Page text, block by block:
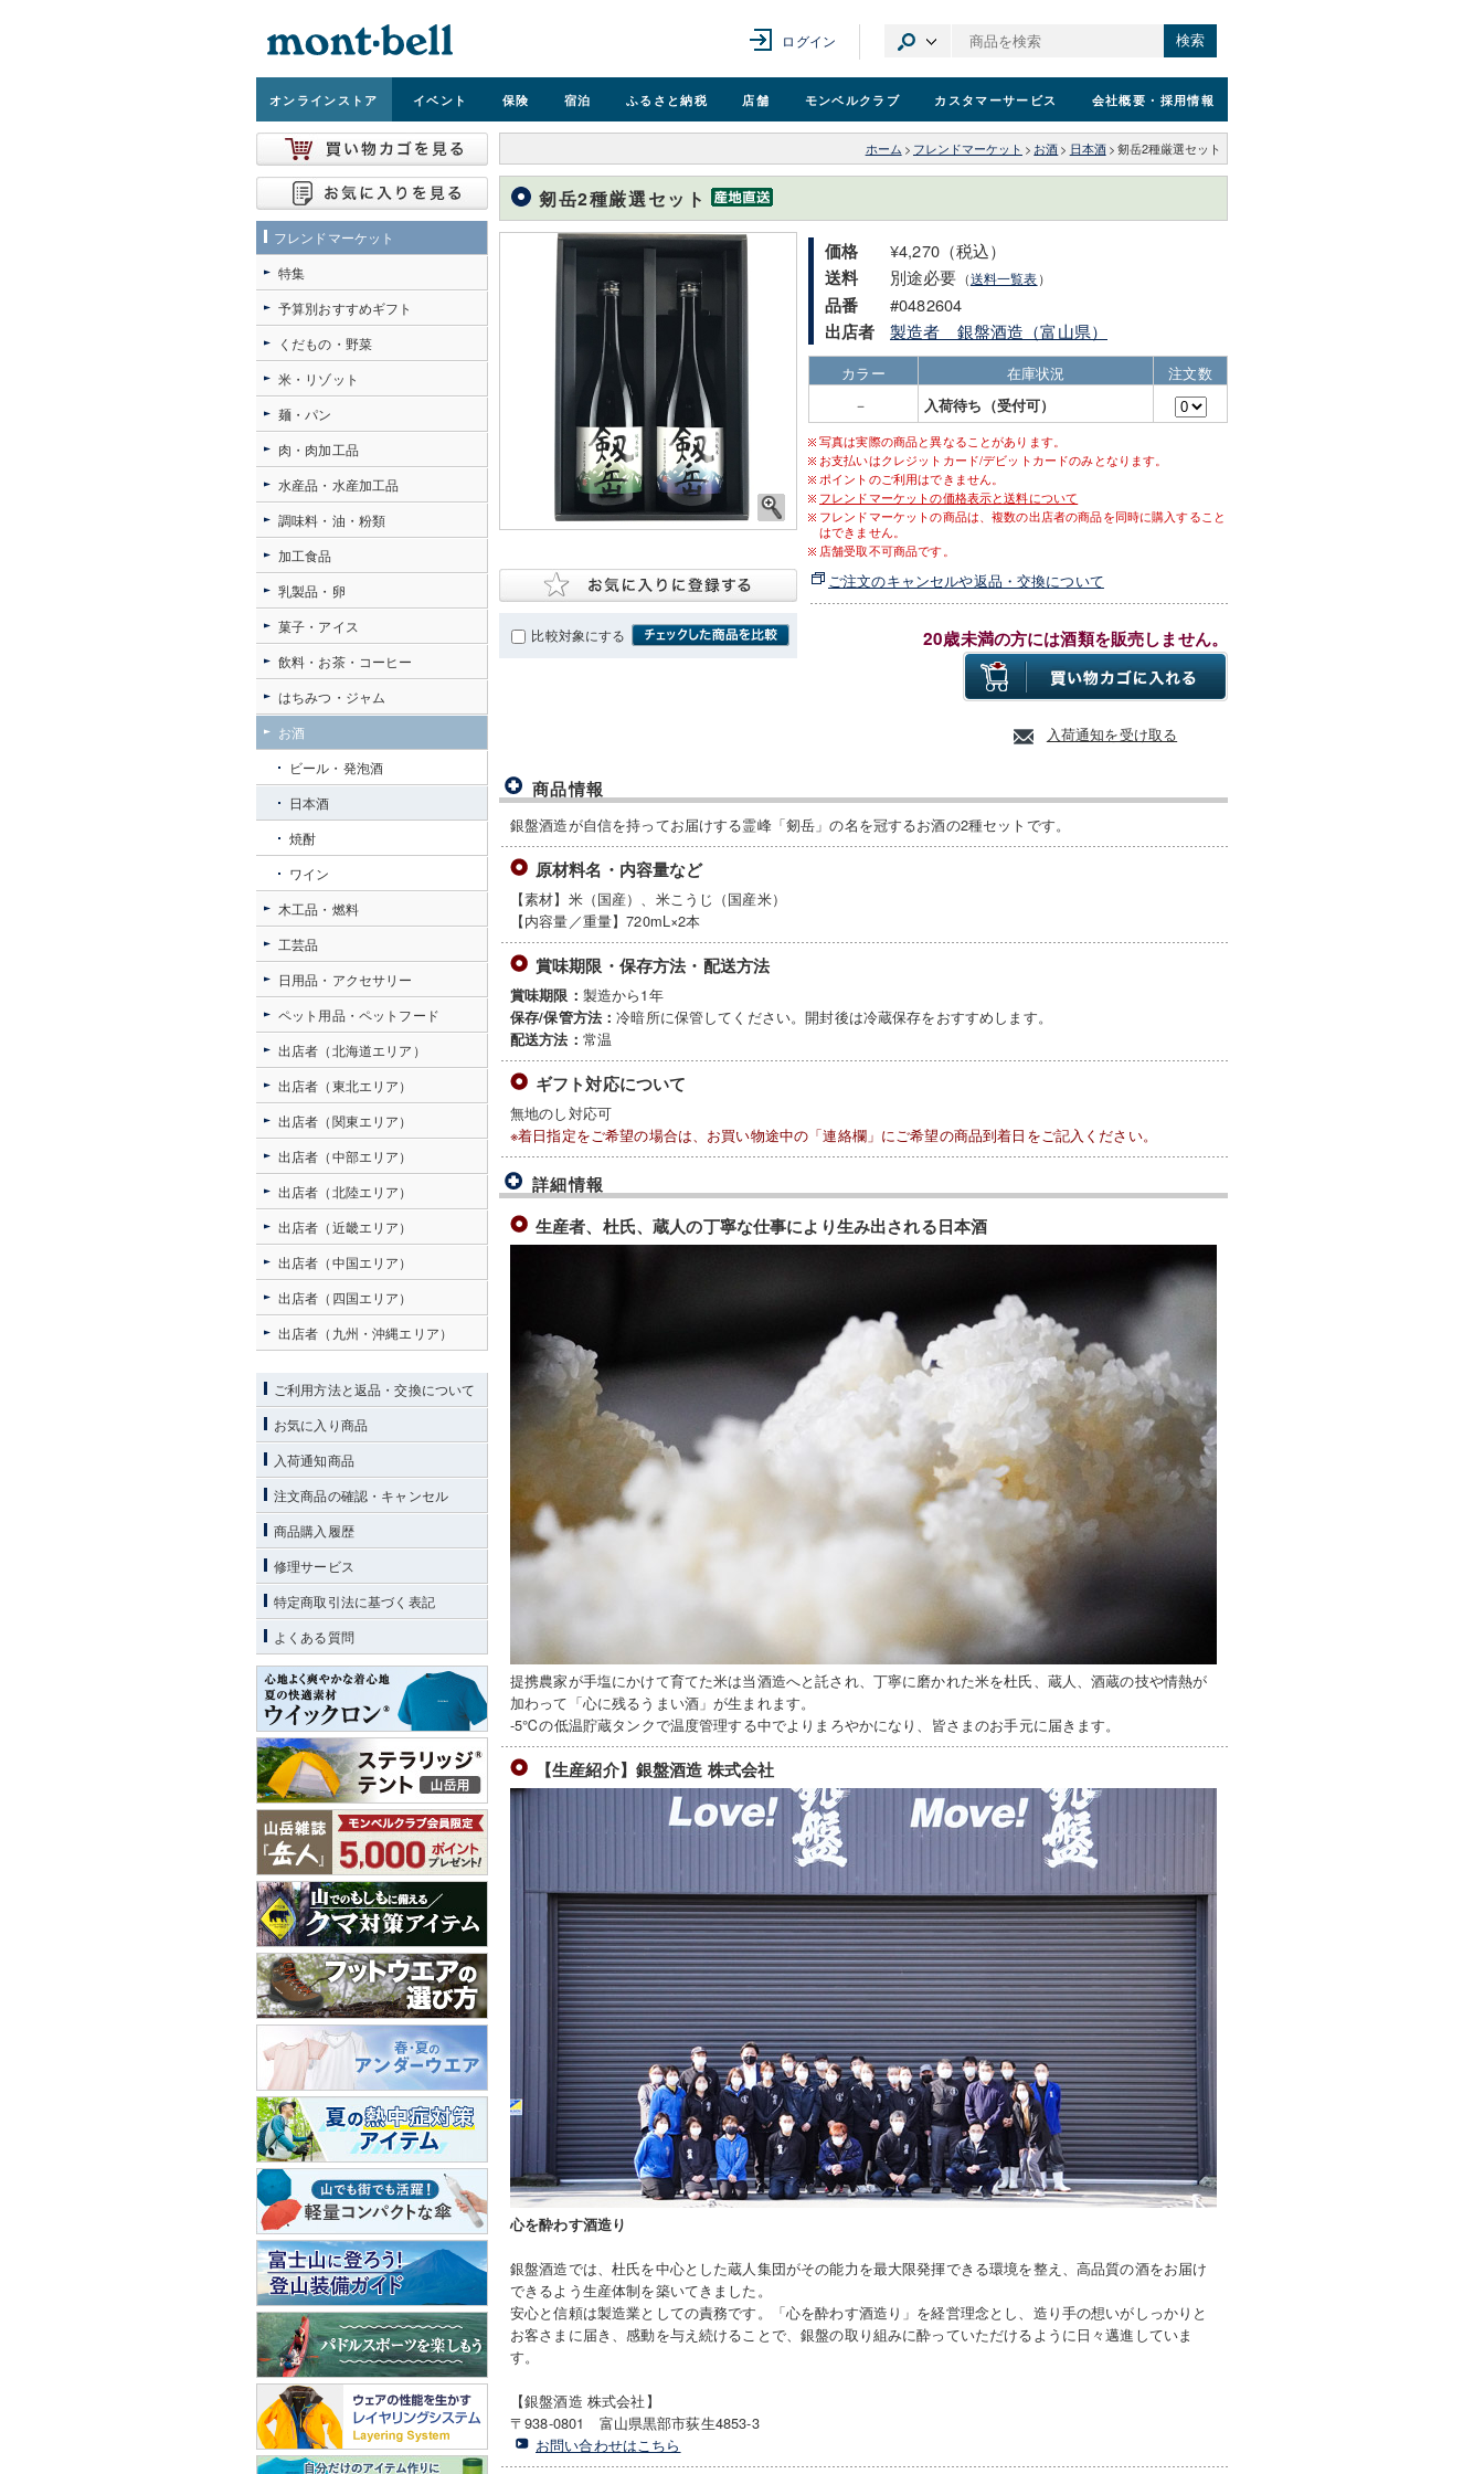
ログイン 検索
オンラインストア イベント 保険 宿泊 ふるさと納税 店舗 モンベルクラブ カスタマーサービス 会社概要 ・採用情報
ホーム > フレンドマーケット > お酒 > 日本酒 > 剱岳2種厳選セット
剱岳2種厳選セット
比較対象にする
価格 ¥4,270（税込）
送料 別途必要 （送料一覧表）
品番 #0482604
出店者 製造者 銀盤酒造（富山県）
カラー 在庫状況
注文数
－
入荷待ち（受付可）
写真は実際の商品と異なることがあります。
お支払いはクレジットカード/デビットカードのみとなります。
ポイントのご利用はできません。
フレンドマーケットの価格表示と送料について
フレンドマーケットの商品は、複数の出店者の商品を同時に購入すること
はできません。
店舗受取不可商品です。
ご注文のキャンセルや返品・交換について
20歳未満の方には酒類を販売しません。
入荷通知を受け取る
商品情報
銀盤酒造が自信を持ってお届けする霊峰「剱岳」の名を冠するお酒の2種セットです。
原材料名・内容量など
【素材】米（国産）、米こうじ（国産米）
【内容量／重量】720mL×2本
賞味期限・保存方法・配送方法
賞味期限： 製造から1年
保存/保管方法：冷暗所に保管してください。開封後は冷蔵保存をおすすめします。
配送方法： 常温
ギフト対応について
無地のし対応可
※着日指定をご希望の場合は、お買い物途中の「連絡欄」にご希望の商品到着日をご記入ください。
詳細情報
生産者、杜氏、蔵人の丁寧な仕事により生み出される日本酒
提携農家が手塩にかけて育てた米は当酒造へと託され、丁寧に磨かれた米を杜氏、蔵人、酒蔵の技や情熱が
加わって「心に残るうまい酒」が生まれます。
-5℃の低温貯蔵タンクで温度管理する中でよりまろやかになり、皆さまのお手元に届きます。
【生産紹介】銀盤酒造 株式会社
心を酔わす酒造り
銀盤酒造では、杜氏を中心とした蔵人集団がその能力を最大限発揮できる環境を整え、高品質の酒をお届け
できるよう生産体制を築いてきました。
安心と信頼は製造業としての責務です。「心を酔わす酒造り」を経営理念とし、造り手の想いがしっかりと
お客さまに届き、感動を与え続けることで、銀盤の取り組みに酔っていただけるように日々邁進していま
す。
【銀盤酒造 株式会社】
〒938-0801 富山県黒部市荻生4853-3
お問い合わせはこちら
フレンドマーケット
特集
予算別おすすめギフト
くだもの・野菜
米・リゾット
麺・パン
肉・肉加工品
水産品・水産加工品
調味料・油・粉類
加工食品
乳製品・卵
菓子・アイス
飲料・お茶・コーヒー
はちみつ・ジャム
お酒
ビール・発泡酒
日本酒
焼酎
ワイン
木工品・燃料
工芸品
日用品・アクセサリー
ペット用品・ペットフード
出店者（北海道エリア）
出店者（東北エリア）
出店者（関東エリア）
出店者（中部エリア）
出店者（北陸エリア）
出店者（近畿エリア）
出店者（中国エリア）
出店者（四国エリア）
出店者（九州・沖縄エリア）
ご利用方法と返品・交換について
お気に入り商品
入荷通知商品
注文商品の確認・キャンセル
商品購入履歴
修理サービス
特定商取引法に基づく表記
よくある質問